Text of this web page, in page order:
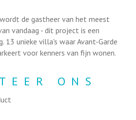
de gastheer van het meest
vandaag - dit project is een
13 unieke villa's waar Avant-Garde
voor kenners van fijn wonen.
ONS